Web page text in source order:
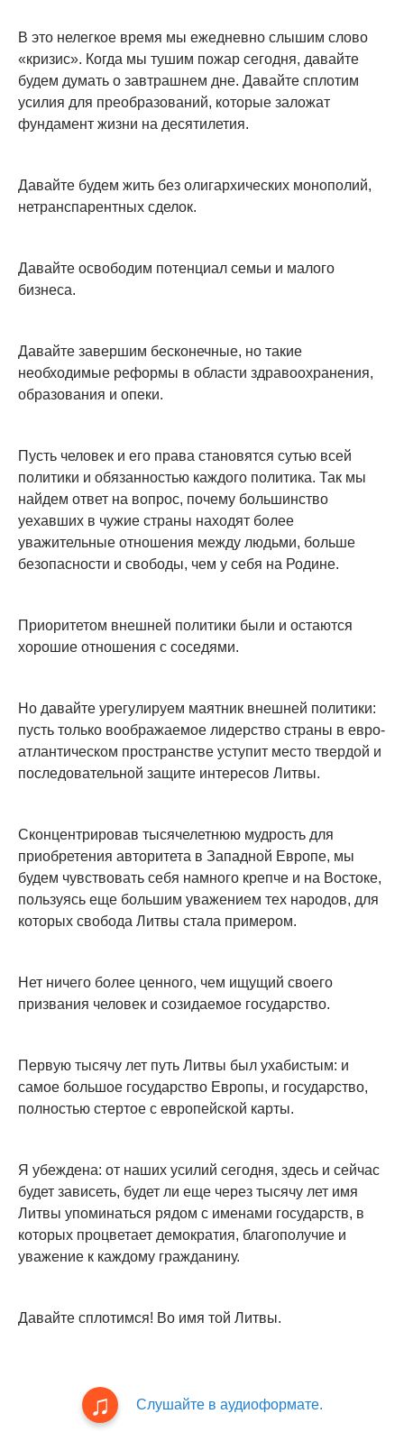
В это нелегкое время мы ежедневно слышим слово
«кризис». Когда мы тушим пожар сегодня, давайте
будем думать о завтрашнем дне. Давайте сплотим
усилия для преобразований, которые заложат
фундамент жизни на десятилетия.
Давайте будем жить без олигархических монополий,
нетранспарентных сделок.
Давайте освободим потенциал семьи и малого
бизнеса.
Давайте завершим бесконечные, но такие
необходимые реформы в области здравоохранения,
образования и опеки.
Пусть человек и его права становятся сутью всей
политики и обязанностью каждого политика. Так мы
найдем ответ на вопрос, почему большинство
уехавших в чужие страны находят более
уважительные отношения между людьми, больше
безопасности и свободы, чем у себя на Родине.
Приоритетом внешней политики были и остаются
хорошие отношения с соседями.
Но давайте урегулируем маятник внешней политики:
пусть только воображаемое лидерство страны в евро-
атлантическом пространстве уступит место твердой и
последовательной защите интересов Литвы.
Сконцентрировав тысячелетнюю мудрость для
приобретения авторитета в Западной Европе, мы
будем чувствовать себя намного крепче и на Востоке,
пользуясь еще большим уважением тех народов, для
которых свобода Литвы стала примером.
Нет ничего более ценного, чем ищущий своего
призвания человек и созидаемое государство.
Первую тысячу лет путь Литвы был ухабистым: и
самое большое государство Европы, и государство,
полностью стертое с европейской карты.
Я убеждена: от наших усилий сегодня, здесь и сейчас
будет зависеть, будет ли еще через тысячу лет имя
Литвы упоминаться рядом с именами государств, в
которых процветает демократия, благополучие и
уважение к каждому гражданину.
Давайте сплотимся! Во имя той Литвы.
Слушайте в аудиоформате.